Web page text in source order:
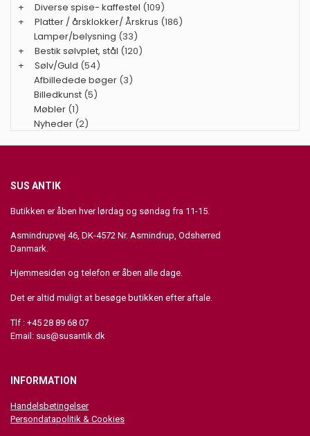
+
Diverse spise- kaffestel (109)
+
Platter / årsklokker/ Årskrus (186)
Lamper/belysning (33)
+
Bestik sølvplet, stål (120)
+
Sølv/Guld (54)
Afbilledede bøger (3)
Billedkunst (5)
Møbler (1)
Nyheder (2)
SUS ANTIK
Butikken er åben hver lørdag og søndag fra 11-15.
Asmindrupvej 46, DK-4572 Nr. Asmindrup, Odsherred
Danmark.
Hjemmesiden og telefon er åben alle dage.
Det er altid muligt at besøge butikken efter aftale.
Tlf : +45 28 89 68 07
Email: sus@susantik.dk
INFORMATION
Handelsbetingelser
Persondatapolitik & Cookies